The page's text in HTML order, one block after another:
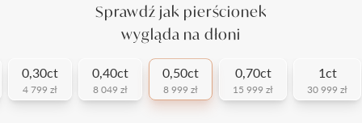
Sprawdź jak pierścionek
wygląda na dłoni
0,30ct
4 799 zł
0,40ct
8 049 zł
0,50ct
8 999 zł
0,70ct
15 999 zł
1ct
30 999 zł